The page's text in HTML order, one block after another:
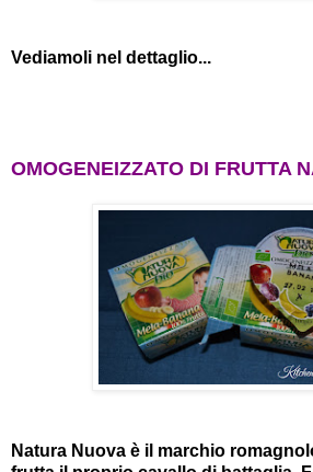
Vediamoli nel dettaglio...
OMOGENEIZZATO DI FRUTTA
Natura Nuova è il marchio